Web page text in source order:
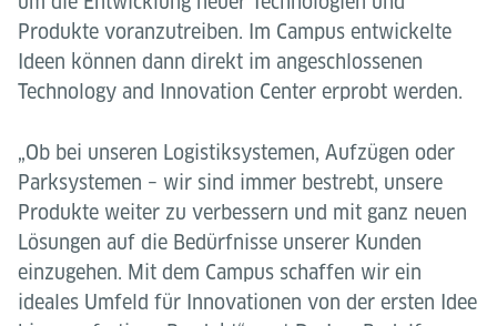
Produkte voranzutreiben. Im Campus entwickelte
Ideen können dann direkt im angeschlossenen
Technology and Innovation Center erprobt werden.
„Ob bei unseren Logistiksystemen, Aufzügen oder
Parksystemen – wir sind immer bestrebt, unsere
Produkte weiter zu verbessern und mit ganz neuen
Lösungen auf die Bedürfnisse unserer Kunden
einzugehen. Mit dem Campus schaffen wir ein
ideales Umfeld für Innovationen von der ersten Idee